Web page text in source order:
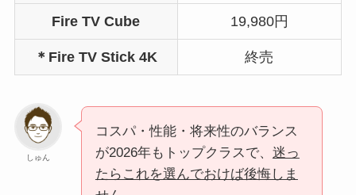
Fire TV Cube 19,980円
＊Fire TV Stick 4K 終売
しゅん
コスパ・性能・将来性のバランス
が2026年もトップクラスで、 迷っ
たらこれを選んでおけば後悔しま